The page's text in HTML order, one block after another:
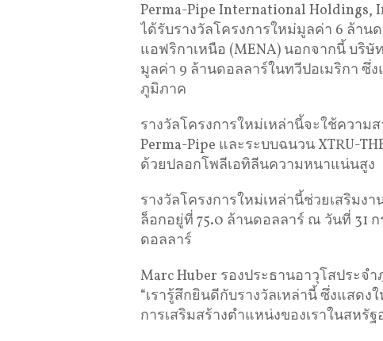
Perma-Pipe International Holdings,
ได้รับรางวัลโครงการใหม่มูลค่า 6 ล้า
แอฟริกาเหนือ (MENA) นอกจากนี้ บริษั
มูลค่า 9 ล้านดอลลาร์ในทวีปอเมริกา ซึ่
ภูมิภาค
รางวัลโครงการใหม่เหล่านี้จะใช้ควา
Perma-Pipe และระบบฉนวน XTRU-
ด้วยปลอกโพลีเอทิลีนความหนาแน่นสูง
รางวัลโครงการใหม่เหล่านี้ช่วยเสริมง
ล็อกอยู่ที่ 75.0 ล้านดอลลาร์ ณ วันที่ 31
ดอลลาร์
Marc Huber รองประธานอาวุโสประจํ
“เรารู้สึกยินดีกับรางวัลเหล่านี้ ซึ่งแสด
การเสริมสร้างตําแหน่งของเราในสหรั